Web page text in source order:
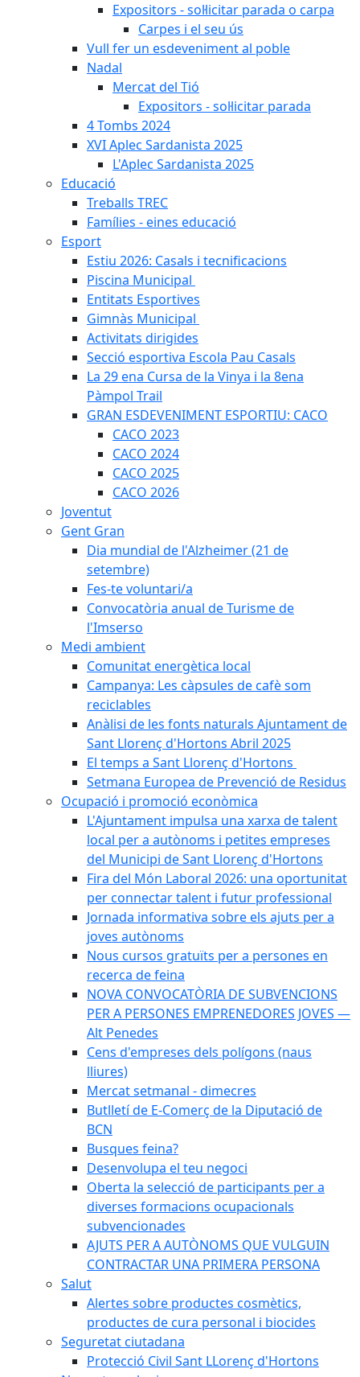
Expositors - sol·licitar parada o carpa
Carpes i el seu ús
Vull fer un esdeveniment al poble
Nadal
Mercat del Tió
Expositors - sol·licitar parada
4 Tombs 2024
XVI Aplec Sardanista 2025
L'Aplec Sardanista 2025
Educació
Treballs TREC
Famílies - eines educació
Esport
Estiu 2026: Casals i tecnificacions
Piscina Municipal
Entitats Esportives
Gimnàs Municipal
Activitats dirigides
Secció esportiva Escola Pau Casals
La 29 ena Cursa de la Vinya i la 8ena
Pàmpol Trail
GRAN ESDEVENIMENT ESPORTIU: CACO
CACO 2023
CACO 2024
CACO 2025
CACO 2026
Joventut
Gent Gran
Dia mundial de l'Alzheimer (21 de
setembre)
Fes-te voluntari/a
Convocatòria anual de Turisme de
l'Imserso
Medi ambient
Comunitat energètica local
Campanya: Les càpsules de cafè som
reciclables
Anàlisi de les fonts naturals Ajuntament de
Sant Llorenç d'Hortons Abril 2025
El temps a Sant Llorenç d'Hortons
Setmana Europea de Prevenció de Residus
Ocupació i promoció econòmica
L'Ajuntament impulsa una xarxa de talent
local per a autònoms i petites empreses
del Municipi de Sant Llorenç d'Hortons
Fira del Món Laboral 2026: una oportunitat
per connectar talent i futur professional
Jornada informativa sobre els ajuts per a
joves autònoms
Nous cursos gratuïts per a persones en
recerca de feina
NOVA CONVOCATÒRIA DE SUBVENCIONS
PER A PERSONES EMPRENEDORES JOVES —
Alt Penedes
Cens d'empreses dels polígons (naus
lliures)
Mercat setmanal - dimecres
Butlletí de E-Comerç de la Diputació de
BCN
Busques feina?
Desenvolupa el teu negoci
Oberta la selecció de participants per a
diverses formacions ocupacionals
subvencionades
AJUTS PER A AUTÒNOMS QUE VULGUIN
CONTRACTAR UNA PRIMERA PERSONA
Salut
Alertes sobre productes cosmètics,
productes de cura personal i biocides
Seguretat ciutadana
Protecció Civil Sant LLorenç d'Hortons